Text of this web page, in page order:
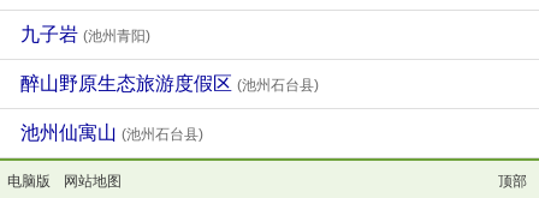
九子岩 (池州青阳)
醉山野原生态旅游度假区 (池州石台县)
池州仙寓山 (池州石台县)
电脑版 网站地图 顶部